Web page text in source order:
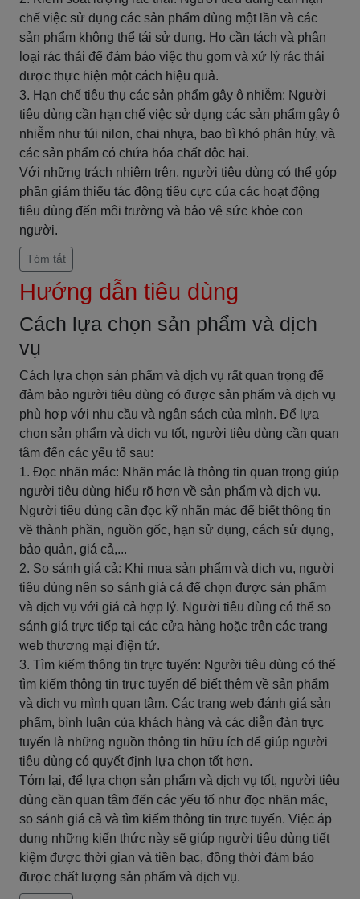
chế việc sử dụng các sản phẩm dùng một lần và các
sản phẩm không thể tái sử dụng. Họ cần tách và phân
loại rác thải để đảm bảo việc thu gom và xử lý rác thải
được thực hiện một cách hiệu quả.
3. Hạn chế tiêu thụ các sản phẩm gây ô nhiễm: Người
tiêu dùng cần hạn chế việc sử dụng các sản phẩm gây ô
nhiễm như túi nilon, chai nhựa, bao bì khó phân hủy, và
các sản phẩm có chứa hóa chất độc hại.
Với những trách nhiệm trên, người tiêu dùng có thể góp
phần giảm thiểu tác động tiêu cực của các hoạt động
tiêu dùng đến môi trường và bảo vệ sức khỏe con
người.
Tóm tắt
Hướng dẫn tiêu dùng
Cách lựa chọn sản phẩm và dịch
vụ
Cách lựa chọn sản phẩm và dịch vụ rất quan trọng để
đảm bảo người tiêu dùng có được sản phẩm và dịch vụ
phù hợp với nhu cầu và ngân sách của mình. Để lựa
chọn sản phẩm và dịch vụ tốt, người tiêu dùng cần quan
tâm đến các yếu tố sau:
1. Đọc nhãn mác: Nhãn mác là thông tin quan trọng giúp
người tiêu dùng hiểu rõ hơn về sản phẩm và dịch vụ.
Người tiêu dùng cần đọc kỹ nhãn mác để biết thông tin
về thành phần, nguồn gốc, hạn sử dụng, cách sử dụng,
bảo quản, giá cả,...
2. So sánh giá cả: Khi mua sản phẩm và dịch vụ, người
tiêu dùng nên so sánh giá cả để chọn được sản phẩm
và dịch vụ với giá cả hợp lý. Người tiêu dùng có thể so
sánh giá trực tiếp tại các cửa hàng hoặc trên các trang
web thương mại điện tử.
3. Tìm kiếm thông tin trực tuyến: Người tiêu dùng có thể
tìm kiếm thông tin trực tuyến để biết thêm về sản phẩm
và dịch vụ mình quan tâm. Các trang web đánh giá sản
phẩm, bình luận của khách hàng và các diễn đàn trực
tuyến là những nguồn thông tin hữu ích để giúp người
tiêu dùng có quyết định lựa chọn tốt hơn.
Tóm lại, để lựa chọn sản phẩm và dịch vụ tốt, người tiêu
dùng cần quan tâm đến các yếu tố như đọc nhãn mác,
so sánh giá cả và tìm kiếm thông tin trực tuyến. Việc áp
dụng những kiến thức này sẽ giúp người tiêu dùng tiết
kiệm được thời gian và tiền bạc, đồng thời đảm bảo
được chất lượng sản phẩm và dịch vụ.